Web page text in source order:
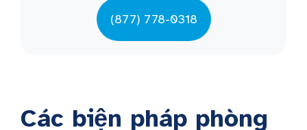
(877) 778-0318
Các biện pháp phòng